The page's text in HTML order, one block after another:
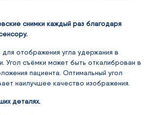
снимки каждый раз благодаря
отображения угла удержания в
Угол съёмки может быть откалиброван в
пациента. Оптимальный угол
наилучшее качество изображения.
деталях.